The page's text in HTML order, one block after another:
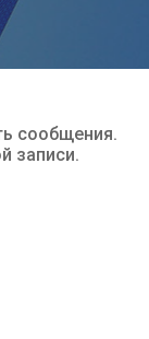
сообщения.
записи.